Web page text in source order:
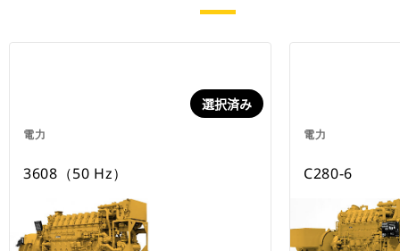
電力
選択済み
3608（50 Hz）
電力
C280-6